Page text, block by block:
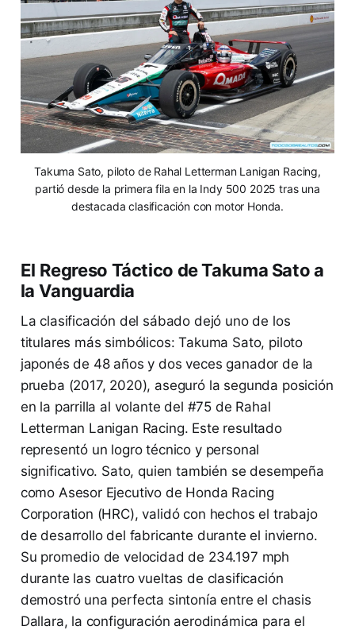
Takuma Sato, piloto de Rahal Letterman Lanigan Racing,
partió desde la primera fila en la Indy 500 2025 tras una
destacada clasificación con motor Honda.
El Regreso Táctico de Takuma Sato a
la Vanguardia
La clasificación del sábado dejó uno de los
titulares más simbólicos: Takuma Sato, piloto
japonés de 48 años y dos veces ganador de la
prueba (2017, 2020), aseguró la segunda posición
en la parrilla al volante del #75 de Rahal
Letterman Lanigan Racing. Este resultado
representó un logro técnico y personal
significativo. Sato, quien también se desempeña
como Asesor Ejecutivo de Honda Racing
Corporation (HRC), validó con hechos el trabajo
de desarrollo del fabricante durante el invierno.
Su promedio de velocidad de 234.197 mph
durante las cuatro vueltas de clasificación
demostró una perfecta sintonía entre el chasis
Dallara, la configuración aerodinámica para el